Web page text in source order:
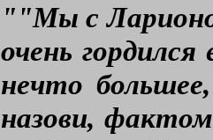
""Мы с
очень
нечто
назови,